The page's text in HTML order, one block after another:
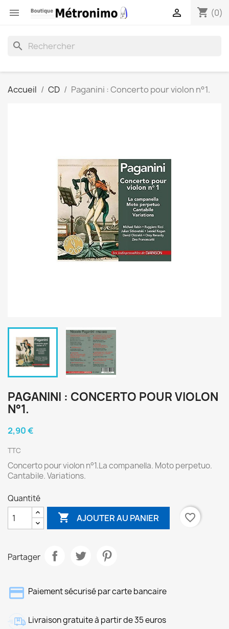
 shopping_cart (0)

search
Accueil CD Paganini : Concerto pour violon n°1.
PAGANINI : CONCERTO POUR VIOLON
N°1.
2,90 €
TTC
Concerto pour violon n°1.La companella. Moto perpetuo.
Cantabile. Variations.
Quantité
 AJOUTER AU PANIER favorite_border
Partager
Paiement sécurisé par carte bancaire
Livraison gratuite à partir de 35 euros